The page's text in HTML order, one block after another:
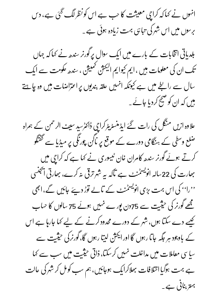
انہوں نے کہا کہ کراچی معیشت کا حب ہے اس کو نظر لگ گئی ہے، دس
برسوں میں اس شہر کی تباہی بہت زیادہ ہوئی ہے۔
بلدیاتی انتخابات کے بارے میں ایک سوال پر گورنر سندھ نے کہا کہ جہاں
تک ان کی معلومات ہیں ، ایم کیو ایم الیکشن کمیشن ، سندھ حکومت سے ایک
سال سے رابطے میں ہے کیونکہ انہیں حلقہ بندیوں پر اعتراضات ہیں وہ چاہتے
ہیں کہ ان کو صحیح کردیا جائے۔
علاوہ ازیں منگل کی رات گئے ایڈمنسٹریٹر کراچی ڈاکٹرسید سیف الرحمن کے ہمراہ
ضلع وسطی کے ہنگامی دورے کے موقع پر ناگن چورنگی پر میڈیا سے گفتگو
کرتے ہوئے گورنر سندھ کامران خان ٹیسوری نے کہا ہے کہ کراچی میں
بھارت کی 22سالہ انویسٹمنٹ ہے تاکہ یہ شہر ترقی نہ کرے، بھارتی ایجنسی
’’را‘‘ کی اس بہت بڑی انویسٹمنٹ کے تالے توڑ دیئے جائیں گے، ابھی
مجھے گورنر کی حیثیت سے 75دن پور ے نہیں ہوئے 75 سالوں کا حساب
کیسے دے سکتا ہوں، شہر کے دورے محدود کرنے کے لیے کہا جارہا ہے اس
کے باوجود ہر جگہ جاتا رہوں گا اور ایکشن لیتا رہوں گا، گورنرکی حیثیت سے
سیاسی معاملات میں مداخلت نہیں کرسکتا، ذاتی حیثیت میں سب سے کہا
ہے بہت ہوگیا اختلافات بھلاکرایک ہوجائیں، ہم سب کو مل کر شہر کی حالت
بہتر بنانی ہے۔